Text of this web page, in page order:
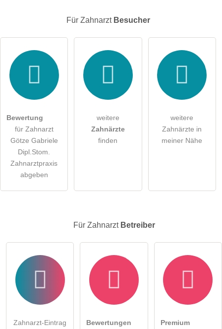
Hiermit akzeptiere ich die .
Die Datenschutzerklärunghabe ich zur Kenntnis genommen.
Klicken Sie hier um eine
Zahnarzt-Eintrag zu stellen
Für Zahnarzt Besucher
Bewertung
für Zahnarzt
Götze Gabriele
Dipl.Stom.
Zahnarztpraxis
abgeben
weitere
Zahnärzte
finden
weitere
Zahnärzte in
meiner Nähe
Für Zahnarzt Betreiber
Zahnarzt-Eintrag
Bewertungen
Premium